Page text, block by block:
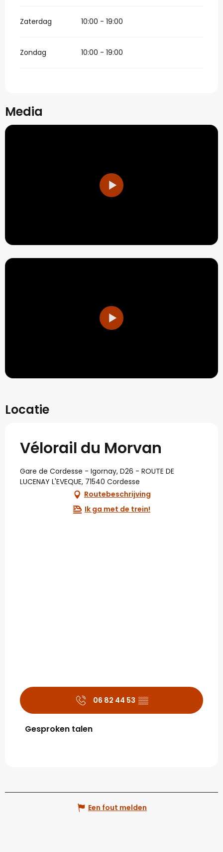
Zaterdag 10:00 - 19:00
Zondag 10:00 - 19:00
Media
Locatie
Vélorail du Morvan
Gare de Cordesse - Igornay, D26 - ROUTE DE
LUCENAY L'EVEQUE, 71540 Cordesse
Routebeschrijving
Ik ga met de trein!
06 82 44 53 ▒▒
Gesproken talen
Gesproken talen
Een fout melden